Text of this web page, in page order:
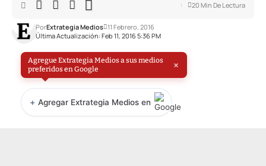
Última Actualización: Feb 11, 2016 5:36 PM
PorExtrategia Medios 11 Febrero, 2016
20 Min De Lectura
Agregue Extrategia Medios a sus medios
preferidos en Google
×
+ Agregar Extrategia Medios en